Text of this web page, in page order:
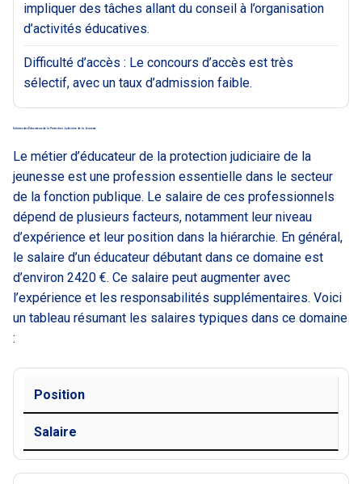
impliquer des tâches allant du conseil à l’organisation
d’activités éducatives.
Difficulté d’accès : Le concours d’accès est très
sélectif, avec un taux d’admission faible.
Salaires des Éducateurs de la Protection Judiciaire de la Jeunesse
Le métier d’éducateur de la protection judiciaire de la
jeunesse est une profession essentielle dans le secteur
de la fonction publique. Le salaire de ces professionnels
dépend de plusieurs facteurs, notamment leur niveau
d’expérience et leur position dans la hiérarchie. En général,
le salaire d’un éducateur débutant dans ce domaine est
d’environ 2420 €. Ce salaire peut augmenter avec
l’expérience et les responsabilités supplémentaires. Voici
un tableau résumant les salaires typiques dans ce domaine
:
Position
Salaire